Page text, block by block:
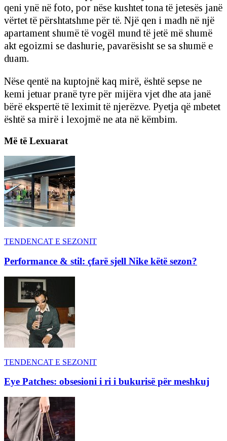
qeni ynë në foto, por nëse kushtet tona të jetesës janë
vërtet të përshtatshme për të. Një qen i madh në një
apartament shumë të vogël mund të jetë më shumë
akt egoizmi se dashurie, pavarësisht se sa shumë e
duam.
Nëse qentë na kuptojnë kaq mirë, është sepse ne
kemi jetuar pranë tyre për mijëra vjet dhe ata janë
bërë ekspertë të leximit të njerëzve. Pyetja që mbetet
është sa mirë i lexojmë ne ata në këmbim.
Më të Lexuarat
TENDENCAT E SEZONIT
Performance & stil: çfarë sjell Nike këtë sezon?
TENDENCAT E SEZONIT
Eye Patches: obsesioni i ri i bukurisë për meshkuj